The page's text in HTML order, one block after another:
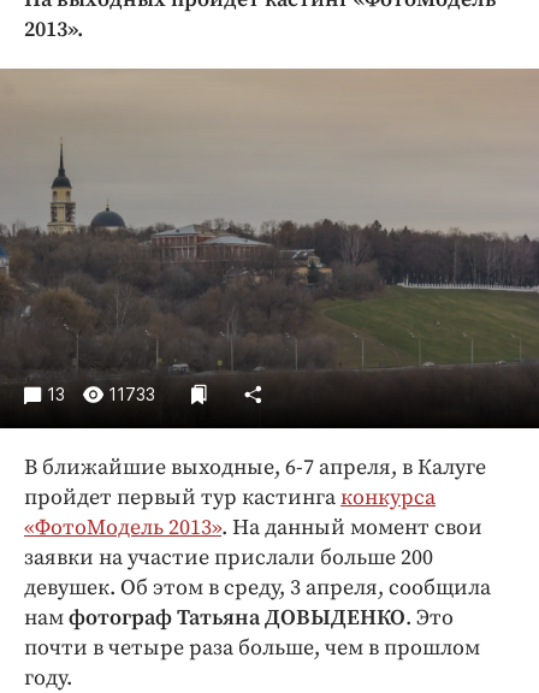
Криминал
Погода
Праздники
Происшествия
Спорт
Экономика и бизнес
ПРОЕКТЫ
Издания
Медиаперсона
Интересное чтиво
Клиника года
Бренд года
Работодатель года
2013».
13 11733
В ближайшие выходные, 6-7 апреля, в Калуге
пройдет первый тур кастингаконкурса
«ФотоМодель 2013». На данный момент свои
заявки на участие прислали больше 200
девушек. Об этом в среду, 3 апреля, сообщила
намфотограф Татьяна ДОВЫДЕНКО. Это
почти в четыре раза больше, чем в прошлом
году.